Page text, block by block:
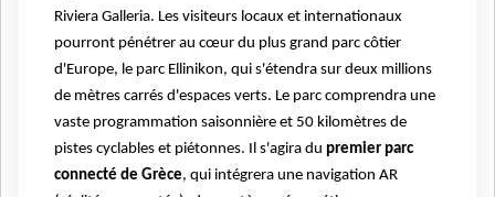
Riviera Galleria. Les visiteurs locaux et internationaux
pourront pénétrer au cœur du plus grand parc côtier
d'Europe, le parc Ellinikon, qui s'étendra sur deux millions
de mètres carrés d'espaces verts. Le parc comprendra une
vaste programmation saisonnière et 50 kilomètres de
pistes cyclables et piétonnes. Il s'agira du premier parc
connecté de Grèce, qui intégrera une navigation AR